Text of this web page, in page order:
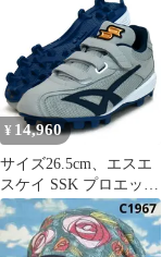
¥ 14,960
サイズ26.5cm、エスエ
スケイ SSK プロエッジ
V ベースボールシュー
ズ（ポイントスパイ
ク） 26AW (ESF4263V-